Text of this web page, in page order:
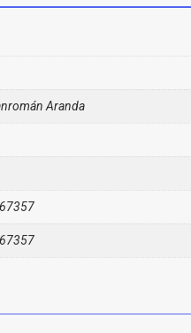
Aranda